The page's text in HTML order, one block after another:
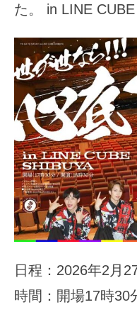
た。 in LINE CUBE
日程：2026年2月
時間：開場17時30